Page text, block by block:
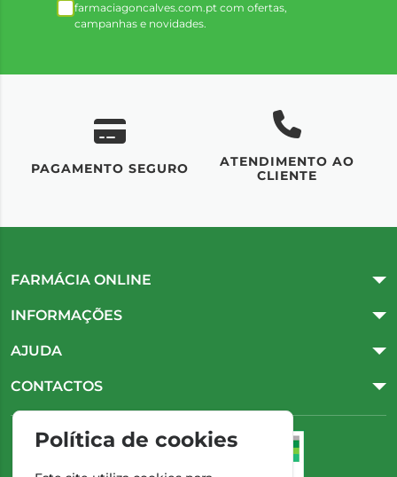
farmaciagoncalves.com.pt com ofertas,
campanhas e novidades.
PAGAMENTO SEGURO
ATENDIMENTO AO
CLIENTE
FARMÁCIA ONLINE
INFORMAÇÕES
AJUDA
CONTACTOS
Política de cookies